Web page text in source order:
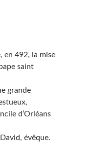
492, la mise
saint
grande
d’Orléans
évêque.